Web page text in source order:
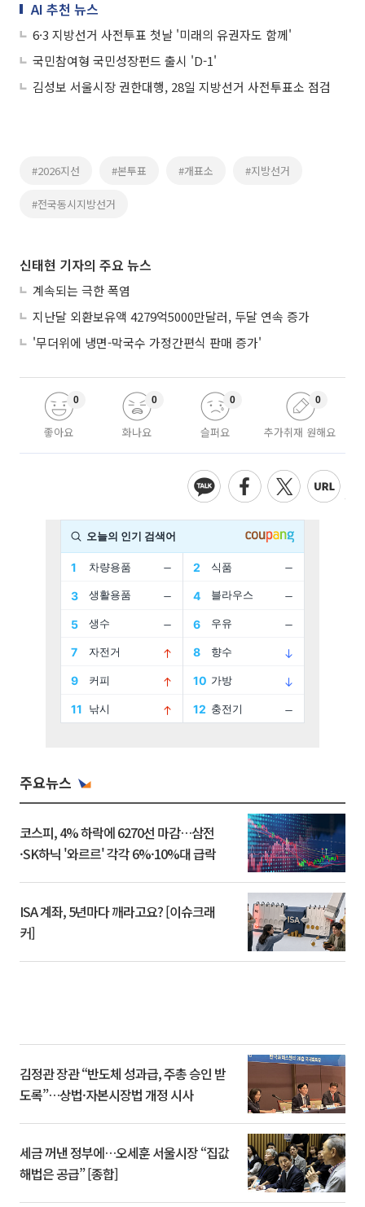
AI 추천 뉴스
6·3 지방선거 사전투표 첫날 '미래의 유권자도 함께'
국민참여형 국민성장펀드 출시 'D-1'
김성보 서울시장 권한대행, 28일 지방선거 사전투표소 점검
#2026지선 #본투표 #개표소 #지방선거
#전국동시지방선거
신태현 기자의 주요 뉴스
계속되는 극한 폭염
지난달 외환보유액 4279억5000만달러, 두달 연속 증가
'무더위에 냉면-막국수 가정간편식 판매 증가'
좋아요
0
화나요
0
슬퍼요
0
추가취재 원해요
0
주요뉴스
코스피, 4% 하락에 6270선 마감…삼전
·SK하닉 '와르르' 각각 6%·10%대 급락
ISA 계좌, 5년마다 깨라고요? [이슈크래
커]
김정관 장관 “반도체 성과급, 주총 승인 받
도록”…상법·자본시장법 개정 시사
세금 꺼낸 정부에…오세훈 서울시장 “집값
해법은 공급” [종합]